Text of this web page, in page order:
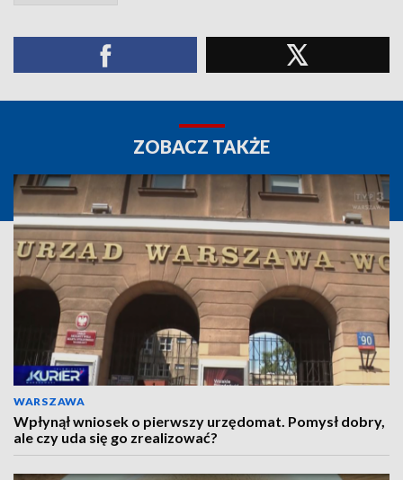
ZOBACZ TAKŻE
WARSZAWA
Wpłynął wniosek o pierwszy urzędomat. Pomysł dobry,
ale czy uda się go zrealizować?